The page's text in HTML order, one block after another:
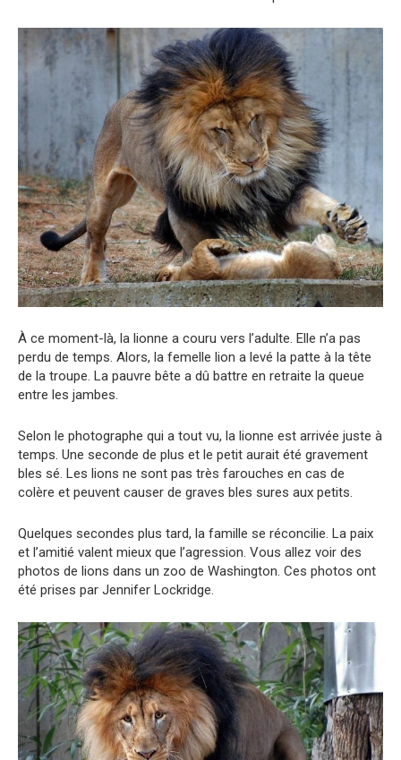
À ce moment-là, la lionne a couru vers l’adulte. Elle n’a pas
perdu de temps. Alors, la femelle lion a levé la patte à la tête
de la troupe. La pauvre bête a dû battre en retraite la queue
entre les jambes.
Selon le photographe qui a tout vu, la lionne est arrivée juste à
temps. Une seconde de plus et le petit aurait été gravement
bles sé. Les lions ne sont pas très farouches en cas de
colère et peuvent causer de graves bles sures aux petits.
Quelques secondes plus tard, la famille se réconcilie. La paix
et l’amitié valent mieux que l’agression. Vous allez voir des
photos de lions dans un zoo de Washington. Ces photos ont
été prises par Jennifer Lockridge.